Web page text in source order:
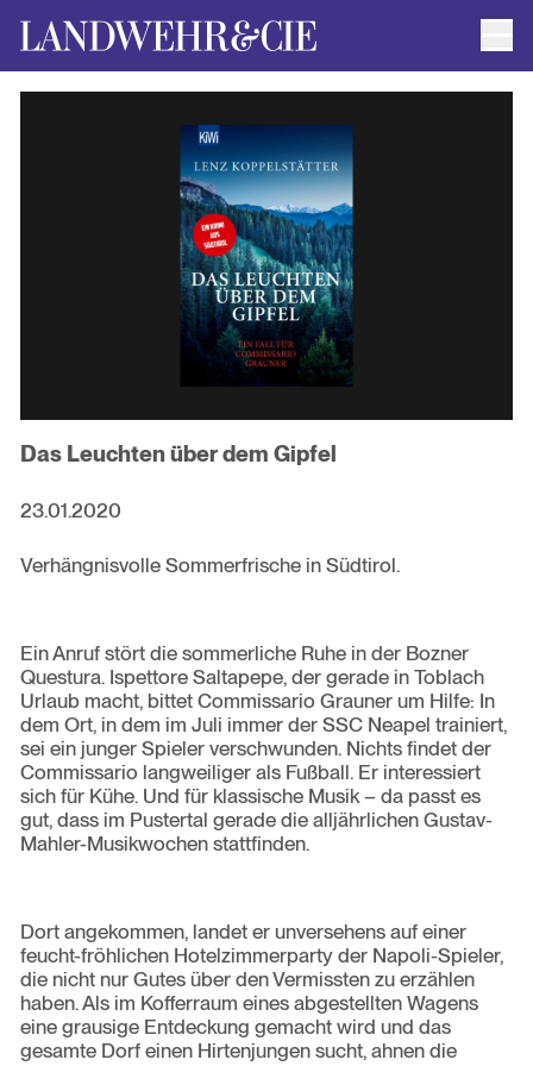
AUTOR*INNEN
ANFRAGEN / IMPRESSUM
Das Leuchten über dem Gipfel
23.01.2020
Verhängnisvolle Sommerfrische in Südtirol.
Ein Anruf stört die sommerliche Ruhe in der Bozner
Questura. Ispettore Saltapepe, der gerade in Toblach
Urlaub macht, bittet Commissario Grauner um Hilfe: In
dem Ort, in dem im Juli immer der SSC Neapel trainiert,
sei ein junger Spieler verschwunden. Nichts findet der
Commissario langweiliger als Fußball. Er interessiert
sich für Kühe. Und für klassische Musik – da passt es
gut, dass im Pustertal gerade die alljährlichen Gustav-
Mahler-Musikwochen stattfinden.
Dort angekommen, landet er unversehens auf einer
feucht-fröhlichen Hotelzimmerparty der Napoli-Spieler,
die nicht nur Gutes über den Vermissten zu erzählen
haben. Als im Kofferraum eines abgestellten Wagens
eine grausige Entdeckung gemacht wird und das
gesamte Dorf einen Hirtenjungen sucht, ahnen die